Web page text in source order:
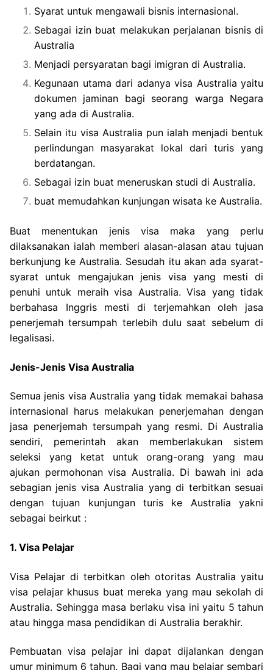
Syarat untuk mengawali bisnis internasional.
Sebagai izin buat melakukan perjalanan bisnis di
Australia
Menjadi persyaratan bagi imigran di Australia.
Kegunaan utama dari adanya visa Australia yaitu
dokumen jaminan bagi seorang warga Negara
yang ada di Australia.
Selain itu visa Australia pun ialah menjadi bentuk
perlindungan masyarakat lokal dari turis yang
berdatangan.
Sebagai izin buat meneruskan studi di Australia.
buat memudahkan kunjungan wisata ke Australia.
Buat menentukan jenis visa maka yang perlu
dilaksanakan ialah memberi alasan-alasan atau tujuan
berkunjung ke Australia. Sesudah itu akan ada syarat-
syarat untuk mengajukan jenis visa yang mesti di
penuhi untuk meraih visa Australia. Visa yang tidak
berbahasa Inggris mesti di terjemahkan oleh jasa
penerjemah tersumpah terlebih dulu saat sebelum di
legalisasi.
Jenis-Jenis Visa Australia
Semua jenis visa Australia yang tidak memakai bahasa
internasional harus melakukan penerjemahan dengan
jasa penerjemah tersumpah yang resmi. Di Australia
sendiri, pemerintah akan memberlakukan sistem
seleksi yang ketat untuk orang-orang yang mau
ajukan permohonan visa Australia. Di bawah ini ada
sebagian jenis visa Australia yang di terbitkan sesuai
dengan tujuan kunjungan turis ke Australia yakni
sebagai beirkut :
1. Visa Pelajar
Visa Pelajar di terbitkan oleh otoritas Australia yaitu
visa pelajar khusus buat mereka yang mau sekolah di
Australia. Sehingga masa berlaku visa ini yaitu 5 tahun
atau hingga masa pendidikan di Australia berakhir.
Pembuatan visa pelajar ini dapat dijalankan dengan
umur minimum 6 tahun. Bagi yang mau belajar sembari